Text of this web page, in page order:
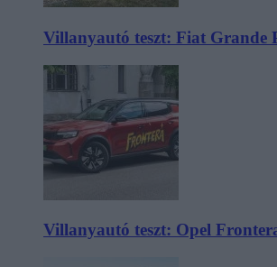
Villanyautó teszt: Fiat Grande
Villanyautó teszt: Opel